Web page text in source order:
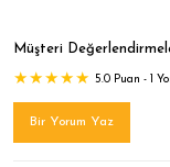
Müşteri
5.0 Puan - 1
Bir Yorum Yaz